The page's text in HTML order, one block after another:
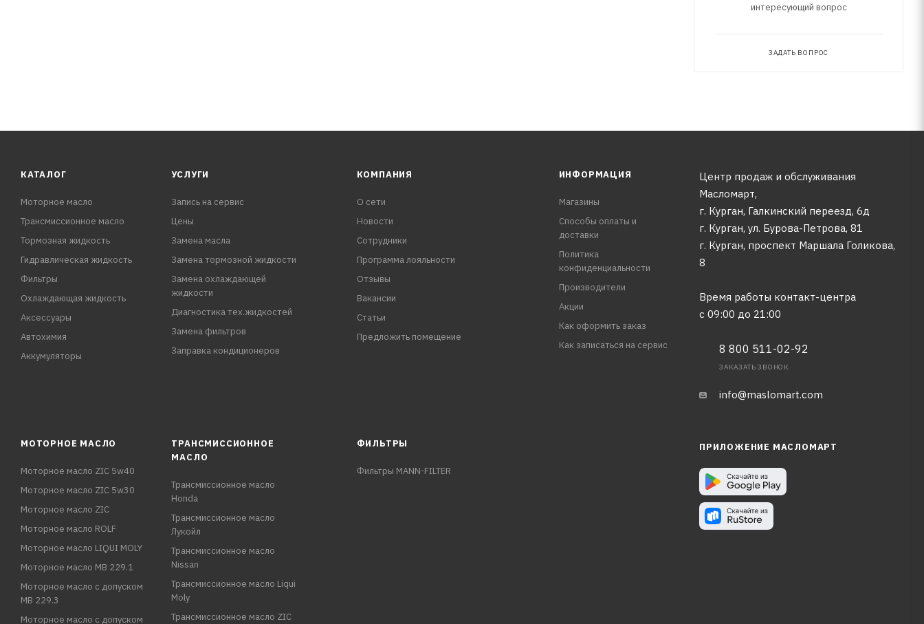
интересующий вопрос
ЗАДАТЬ ВОПРОС
КАТАЛОГ
Моторное масло
Трансмиссионное масло
Тормозная жидкость
Гидравлическая жидкость
Фильтры
Охлаждающая жидкость
Аксессуары
Автохимия
Аккумуляторы
УСЛУГИ
Запись на сервис
Цены
Замена масла
Замена тормозной жидкости
Замена охлаждающей
жидкости
Диагностика тех.жидкостей
Замена фильтров
Заправка кондиционеров
КОМПАНИЯ
О сети
Новости
Сотрудники
Программа лояльности
Отзывы
Вакансии
Статьи
Предложить помещение
ИНФОРМАЦИЯ
Магазины
Способы оплаты и
доставки
Политика
конфиденциальности
Производители
Акции
Как оформить заказ
Как записаться на сервис
Центр продаж и обслуживания
Масломарт,
г. Курган, Галкинский переезд, 6д
г. Курган, ул. Бурова-Петрова, 81
г. Курган, проспект Маршала Голикова,
8
Время работы контакт-центра
с 09:00 до 21:00
8 800 511-02-92
ЗАКАЗАТЬ ЗВОНОК
info@maslomart.com
МОТОРНОЕ МАСЛО
Моторное масло ZIC 5w40
Моторное масло ZIC 5w30
Моторное масло ZIC
Моторное масло ROLF
Моторное масло LIQUI MOLY
Моторное масло MB 229.1
Моторное масло с допуском
MB 229.3
Моторное масло с допуском
ТРАНСМИССИОННОЕ
МАСЛО
Трансмиссионное масло
Honda
Трансмиссионное масло
Лукойл
Трансмиссионное масло
Nissan
Трансмиссионное масло Liqui
Moly
Трансмиссионное масло ZIC
ФИЛЬТРЫ
Фильтры MANN-FILTER
ПРИЛОЖЕНИЕ МАСЛОМАРТ